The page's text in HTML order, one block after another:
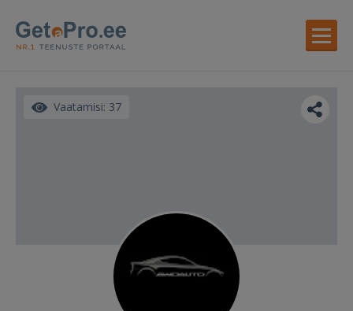
Vaatamisi: 37